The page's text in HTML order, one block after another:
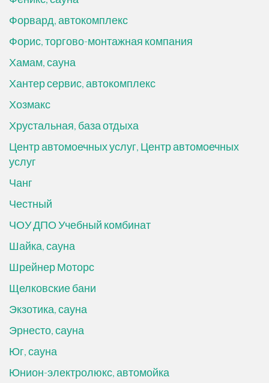
Форвард, автокомплекс
Форис, торгово-монтажная компания
Хамам, сауна
Хантер сервис, автокомплекс
Хозмакс
Хрустальная, база отдыха
Центр автомоечных услуг, Центр автомоечных
услуг
Чанг
Честный
ЧОУ ДПО Учебный комбинат
Шайка, сауна
Шрейнер Моторс
Щелковские бани
Экзотика, сауна
Эрнесто, сауна
Юг, сауна
Юнион-электролюкс, автомойка